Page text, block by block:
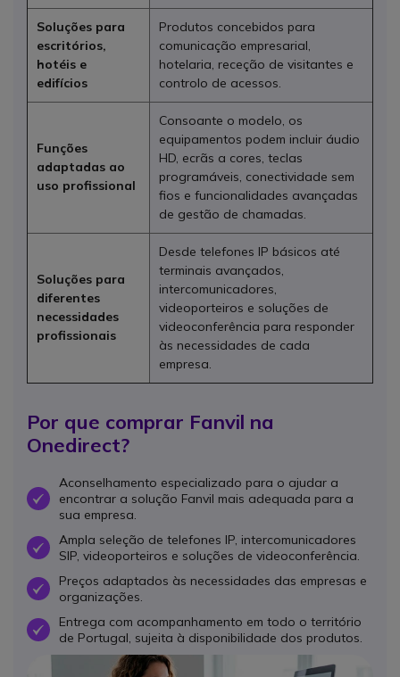
Soluções para
escritórios,
hotéis e
edifícios
Produtos concebidos para
comunicação empresarial,
hotelaria, receção de visitantes e
controlo de acessos.
Funções
adaptadas ao
uso profissional
Consoante o modelo, os
equipamentos podem incluir áudio
HD, ecrãs a cores, teclas
programáveis, conectividade sem
fios e funcionalidades avançadas
de gestão de chamadas.
Soluções para
diferentes
necessidades
profissionais
Desde telefones IP básicos até
terminais avançados,
intercomunicadores,
videoporteiros e soluções de
videoconferência para responder
às necessidades de cada
empresa.
Por que comprar Fanvil na
Onedirect?
OK
Aconselhamento especializado para o ajudar a
encontrar a solução Fanvil mais adequada para a
sua empresa.
OKAmpla seleção de telefones IP, intercomunicadores
SIP, videoporteiros e soluções de videoconferência.
OKPreços adaptados às necessidades das empresas e
organizações.
OKEntrega com acompanhamento em todo o território
de Portugal, sujeita à disponibilidade dos produtos.